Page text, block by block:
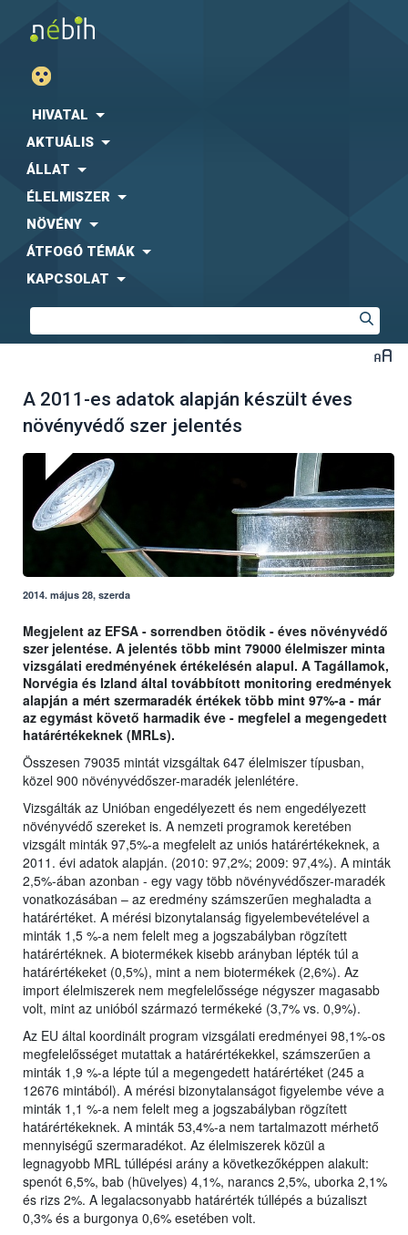
HIVATAL
AKTUÁLIS
ÁLLAT
ÉLELMISZER
NÖVÉNY
ÁTFOGÓ TÉMÁK
KAPCSOLAT
A 2011-es adatok alapján készült éves
növényvédő szer jelentés
2014. május 28, szerda
Megjelent az EFSA - sorrendben ötödik - éves növényvédő
szer jelentése. A jelentés több mint 79000 élelmiszer minta
vizsgálati eredményének értékelésén alapul. A Tagállamok,
Norvégia és Izland által továbbított monitoring eredmények
alapján a mért szermaradék értékek több mint 97%-a - már
az egymást követő harmadik éve - megfelel a megengedett
határértékeknek (MRLs).
Összesen 79035 mintát vizsgáltak 647 élelmiszer típusban,
közel 900 növényvédőszer-maradék jelenlétére.
Vizsgálták az Unióban engedélyezett és nem engedélyezett
növényvédő szereket is. A nemzeti programok keretében
vizsgált minták 97,5%-a megfelelt az uniós határértékeknek, a
2011. évi adatok alapján. (2010: 97,2%; 2009: 97,4%). A minták
2,5%-ában azonban - egy vagy több növényvédőszer-maradék
vonatkozásában – az eredmény számszerűen meghaladta a
határértéket. A mérési bizonytalanság figyelembevételével a
minták 1,5 %-a nem felelt meg a jogszabályban rögzített
határértéknek. A biotermékek kisebb arányban lépték túl a
határértékeket (0,5%), mint a nem biotermékek (2,6%). Az
import élelmiszerek nem megfelelőssége négyszer magasabb
volt, mint az unióból származó termékeké (3,7% vs. 0,9%).
Az EU által koordinált program vizsgálati eredményei 98,1%-os
megfelelősséget mutattak a határértékekkel, számszerűen a
minták 1,9 %-a lépte túl a megengedett határértéket (245 a
12676 mintából). A mérési bizonytalanságot figyelembe véve a
minták 1,1 %-a nem felelt meg a jogszabályban rögzített
határértékeknek. A minták 53,4%-a nem tartalmazott mérhető
mennyiségű szermaradékot. Az élelmiszerek közül a
legnagyobb MRL túllépési arány a következőképpen alakult:
spenót 6,5%, bab (hüvelyes) 4,1%, narancs 2,5%, uborka 2,1%
és rizs 2%. A legalacsonyabb határérték túllépés a búzaliszt
0,3% és a burgonya 0,6% esetében volt.